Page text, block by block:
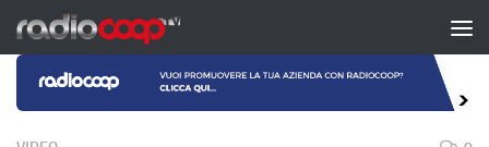
Salta al contenuto